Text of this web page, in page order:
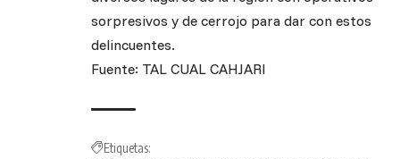
sorpresivos y de cerrojo para dar con estos
delincuentes.
Fuente: TAL CUAL CAHJARI
Etiquetas: